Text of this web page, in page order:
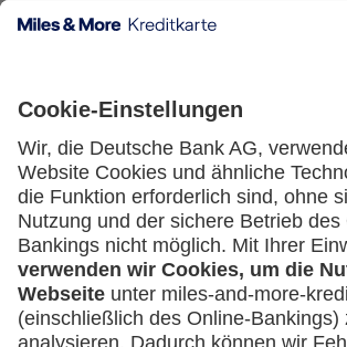
Service
Häufige Fragen
Downloadcenter